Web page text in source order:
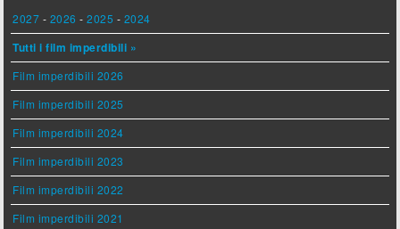
2027 - 2026 -2025 - 2024
Tutti i film imperdibili »
Film imperdibili 2026
Film imperdibili 2025
Film imperdibili 2024
Film imperdibili 2023
Film imperdibili 2022
Film imperdibili 2021